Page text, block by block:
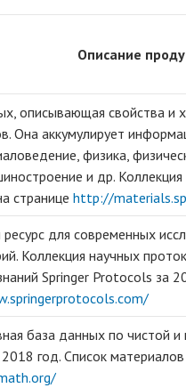
Описание
описывающая свойства и
Она аккумулирует
физика,
и др.
странице http://
для современных
Коллекция научных
Springer Protocols за
база данных по чистой
год. Список